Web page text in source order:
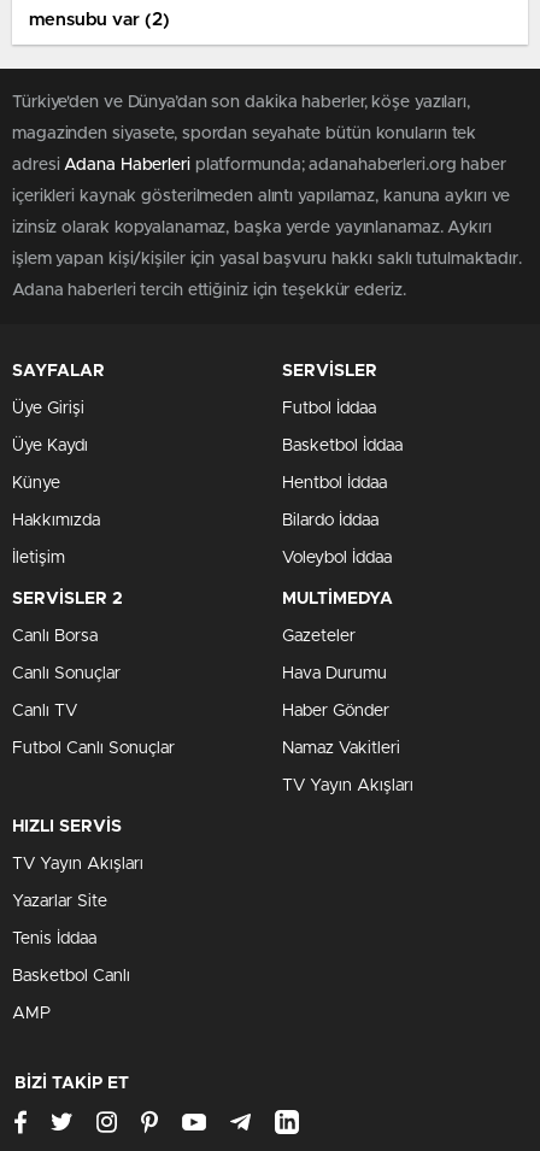
mensubu var (2)
Türkiye'den ve Dünya’dan son dakika haberler, köşe yazıları,
magazinden siyasete, spordan seyahate bütün konuların tek
adresiAdana Haberleriplatformunda; adanahaberleri.org haber
içerikleri kaynak gösterilmeden alıntı yapılamaz, kanuna aykırı ve
izinsiz olarak kopyalanamaz, başka yerde yayınlanamaz. Aykırı
işlem yapan kişi/kişiler için yasal başvuru hakkı saklı tutulmaktadır.
Adana haberleri tercih ettiğiniz için teşekkür ederiz.
SAYFALAR
Üye Girişi
Üye Kaydı
Künye
Hakkımızda
İletişim
SERVİSLER
Futbol İddaa
Basketbol İddaa
Hentbol İddaa
Bilardo İddaa
Voleybol İddaa
SERVİSLER 2
Canlı Borsa
Canlı Sonuçlar
Canlı TV
Futbol Canlı Sonuçlar
MULTİMEDYA
Gazeteler
Hava Durumu
Haber Gönder
Namaz Vakitleri
TV Yayın Akışları
HIZLI SERVİS
TV Yayın Akışları
Yazarlar Site
Tenis İddaa
Basketbol Canlı
AMP
BİZİ TAKİP ET